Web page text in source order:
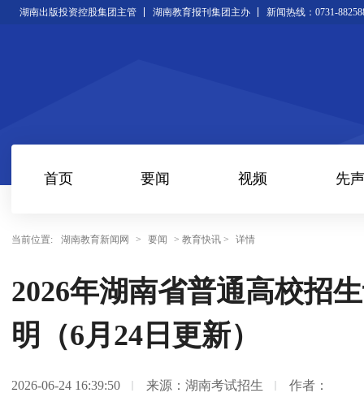
湖南出版投资控股集团主管 湖南教育报刊集团主办 新闻热线：0731-
首页 要闻 视频 先声
当前位置: 湖南教育新闻网 > 要闻 > 教育快讯 > 详情
2026年湖南省普通高校招
明（6月24日更新）
2026-06-24 16:39:50 来源：湖南考试招生 作者：